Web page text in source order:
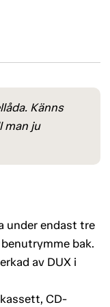
Känns
man ju
under endast tre
bak.
av DUX i
CD-